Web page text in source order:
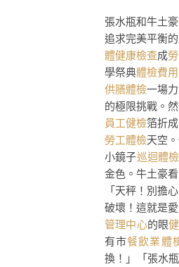
張水瓶和牛土豪
追求完美平衡
體健康檢查成
學祭典體檢費用
供膳體檢一場
的極限挑戰。
員工健檢箔折
勞工體檢天空
小鏡子巡迴體
金色。牛土豪
「天秤！別擔心
破壞！這就是
管理中心的眼
有市餐飲業體
換！」「張水